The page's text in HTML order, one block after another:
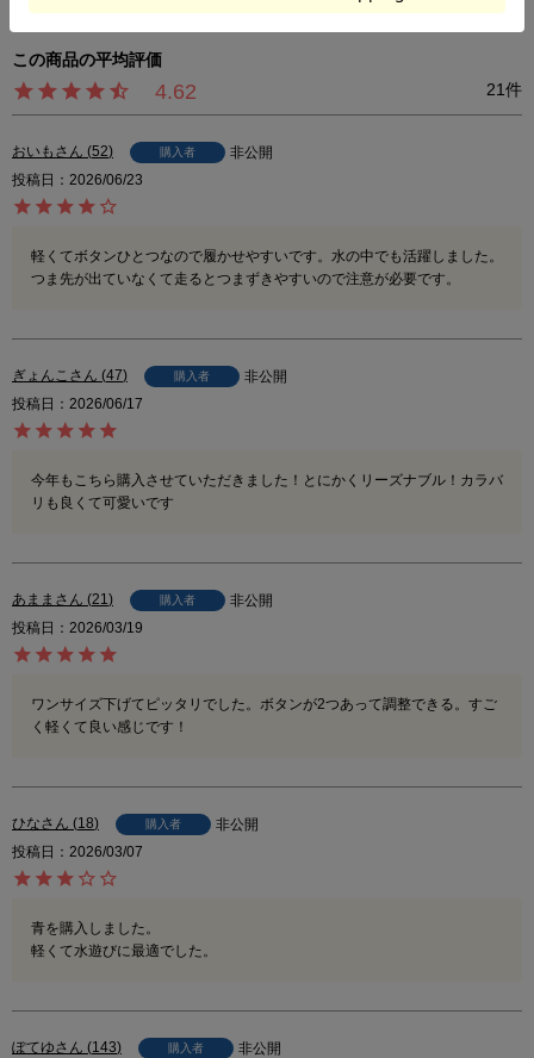
4.62 21
おいも 52 購入者
非公開
投稿日
2026/06/23
軽くてボタンひとつなので履かせやすいです。水の中でも活躍しました。
つま先が出ていなくて走るとつまずきやすいので注意が必要です。
ぎょんこ 47 購入者
非公開
投稿日
2026/06/17
今年もこちら購入させていただきました！とにかくリーズナブル！カラバ
リも良くて可愛いです
あまま 21 購入者
非公開
投稿日
2026/03/19
ワンサイズ下げてピッタリでした。ボタンが2つあって調整できる。すご
く軽くて良い感じです！
ひな 18 購入者
非公開
投稿日
2026/03/07
青を購入しました。
軽くて水遊びに最適でした。
ぽてゆ 143 購入者
非公開